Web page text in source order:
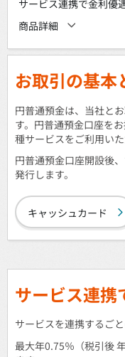
サービス連携で金利優
商品詳細
お取引の基本
円普通預金は、当社と
す。円普通預金口座を
種サービスをご利用いた
円普通預金口座開設後
発行します。
キャッシュカード
サービス連携
サービスを連携するご
最大年0.75％（税引後